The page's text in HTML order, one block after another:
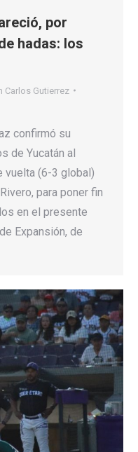
por
hadas: los
Carlos Gutierrez
confirmó su
de Yucatán al
vuelta (6-3 global)
para poner fin
en el presente
Expansión, de